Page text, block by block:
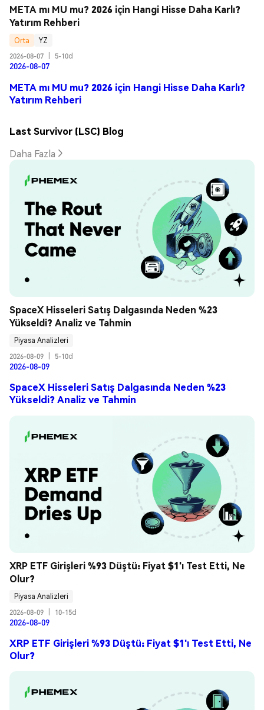
META mı MU mu? 2026 için Hangi Hisse Daha Karlı?
Yatırım Rehberi
Orta
YZ
2026-08-07
5-10d
2026-08-07
META mı MU mu? 2026 için Hangi Hisse Daha Karlı?
Yatırım Rehberi
Last Survivor (LSC) Blog
Daha Fazla
SpaceX Hisseleri Satış Dalgasında Neden %23
Yükseldi? Analiz ve Tahmin
Piyasa Analizleri
2026-08-09
5-10d
2026-08-09
SpaceX Hisseleri Satış Dalgasında Neden %23
Yükseldi? Analiz ve Tahmin
XRP ETF Girişleri %93 Düştü: Fiyat $1'ı Test Etti, Ne
Olur?
Piyasa Analizleri
2026-08-09
10-15d
2026-08-09
XRP ETF Girişleri %93 Düştü: Fiyat $1'ı Test Etti, Ne
Olur?